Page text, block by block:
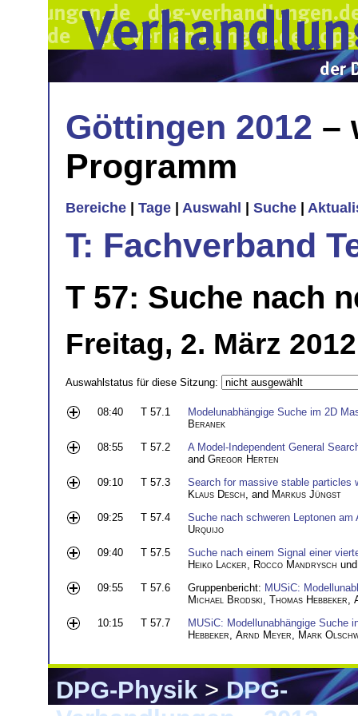
Göttingen 2012 –
Programm
Bereiche Tage Auswahl Suche
T: Fachverband
T 57: Suche nach
Freitag, 2. März
Auswahlstatus für diese Sitzung:
08:40 T 57.1
Modelunabhängige Suche im 2D
Beranek
08:55
T 57.2
A Model-Independent General
and Gregor Herten
09:10
T 57.3
Search for massive stable particles
Klaus Desch , and Markus Jüngst
09:25
T 57.4
Suche nach schweren Leptonen am
Urquijo
09:40
T 57.5
Suche nach einem Signal einer
Heiko Lacker
Rocco Mandrysch
09:55
T 57.6 Gruppenbericht: MUSiC:
Michael Brodski Thomas Hebbeker
10:15
T 57.7
MUSiC: Modellunabhängige Suche
Hebbeker Arnd Meyer Mark
DPG-Physik>DPG-